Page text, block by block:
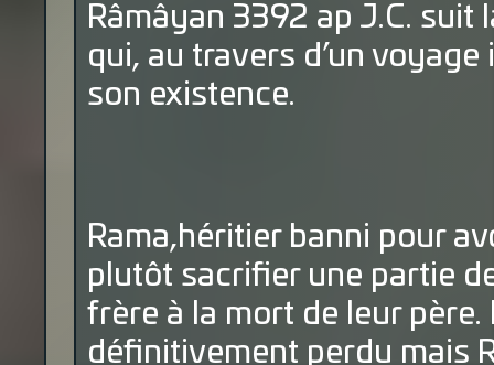
Râmâyan 3392 ap J.C. suit
qui, au travers d’un
son existence.
Rama,héritier banni pour
plutôt sacrifier une partie
frère à la mort de leur
définitivement perdu mais